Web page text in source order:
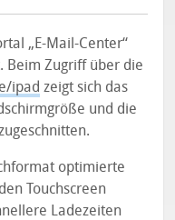
„E-Mail-Center“
Beim Zugriff über die
ipad zeigt sich das
und die
optimierte
Touchscreen
Ladezeiten